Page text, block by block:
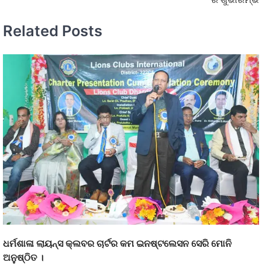
Related Posts
ଧର୍ମଶାଳା ଲାୟନ୍ସ କ୍ଲବର ଚାର୍ଟର କମ ଇନଷ୍ଟଲେସନ ସେରି ମୋନି
ଅନୁଷ୍ଠିତ ।